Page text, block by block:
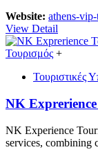
Website: athens-
View Detail
Τουρισμός +
Τουριστικές
NK
NK Experience
services, combining